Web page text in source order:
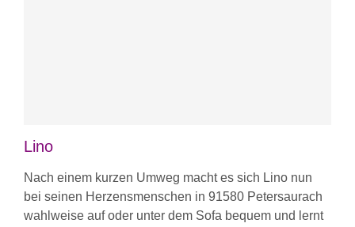
Lino
Nach einem kurzen Umweg macht es sich Lino nun
bei seinen Herzensmenschen in 91580 Petersaurach
wahlweise auf oder unter dem Sofa bequem und lernt